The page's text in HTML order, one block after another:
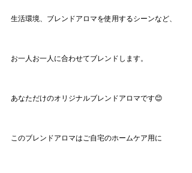
生活環境、ブレンドアロマを使用するシーンなど、
お一人お一人に合わせてブレンドします。
あなただけのオリジナルブレンドアロマです😊
このブレンドアロマはご自宅のホームケア用に